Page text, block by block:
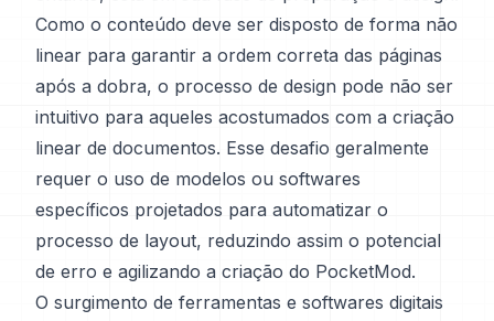
Como o conteúdo deve ser disposto de forma não
linear para garantir a ordem correta das páginas
após a dobra, o processo de design pode não ser
intuitivo para aqueles acostumados com a criação
linear de documentos. Esse desafio geralmente
requer o uso de modelos ou softwares
específicos projetados para automatizar o
processo de layout, reduzindo assim o potencial
de erro e agilizando a criação do PocketMod.
O surgimento de ferramentas e softwares digitais